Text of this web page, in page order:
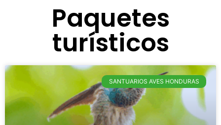
Paquetes
turísticos
SANTUARIOS AVES HONDURAS